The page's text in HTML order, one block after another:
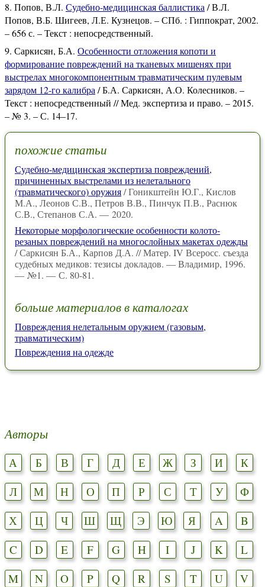
Попов, В.Л. Судебно-медицинская баллистика / В.Л.
Попов, В.Б. Шигеев, Л.Е. Кузнецов. – СПб. : Гиппократ, 2002.
– 656 с. – Текст : непосредственный.
Саркисян, Б.А. Особенности отложения копоти и
формирование повреждений на тканевых мишенях при
выстрелах многокомпонентным травматическим пулевым
зарядом 12-го калибра / Б.А. Саркисян, А.О. Колесников. –
Текст : непосредственный // Мед. экспертиза и право. – 2015.
– № 3. – С. 14–17.
похожие статьи
Судебно-медицинская экспертиза повреждений,
причиненных выстрелами из нелетального
(травматического) оружия/ Гоникштейн Ю.Г., Кислов
М.А., Леонов С.В., Петров В.В., Пинчук П.В., Раснюк
С.В., Степанов С.А. — 2020.
Некоторые морфологические особенности колото-
резаных повреждений на многослойных макетах одежды
/ Саркисян Б.А., Карпов Д.А. // Матер. IV Всеросс. съезда
судебных медиков: тезисы докладов. — Владимир, 1996.
— №1. — С. 80-81.
больше материалов в каталогах
Повреждения нелетальным оружием (газовым,
травматическим)
Повреждения на одежде
Авторы
А Б В Г Д Е Ж З И
К
Л
М Н О П Р С Т У
Ф
Х
Ц Ч Ш Щ Э Ю Я A
B
C
D E F G H I J K
L
M
N O P Q R S T U
V